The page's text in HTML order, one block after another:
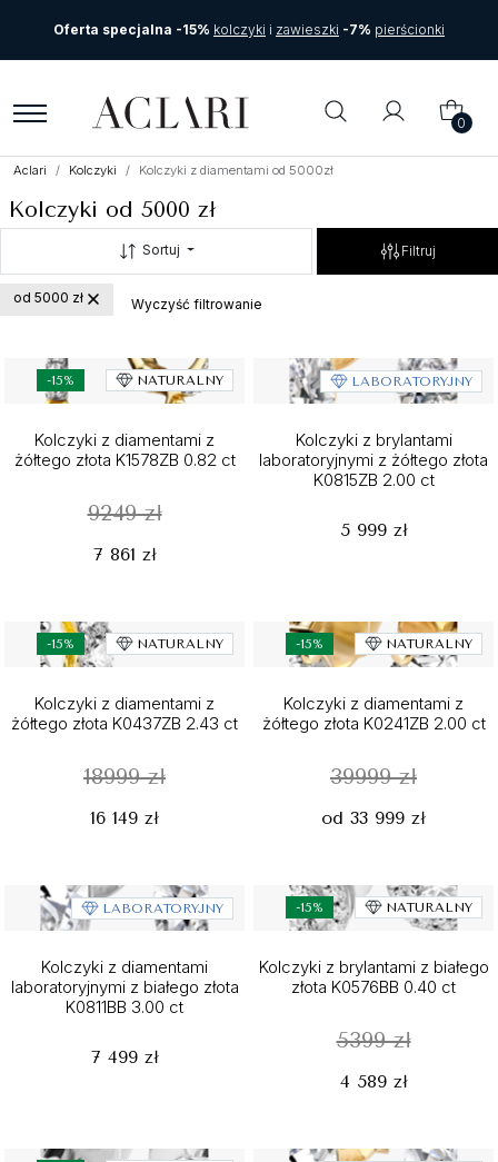
Oferta specjalna -15% kolczyki i zawieszki -7% pierścionki
0
Aclari Kolczyki Kolczyki z diamentami od 5000zł
Kolczyki od 5000 zł
od 5000 zł Wyczyść filtrowanie
Sortuj Filtruj
-15% NATURALNY
Kolczyki z diamentami z
żółtego złota K1578ZB 0.82 ct
9249 zł
7 861 zł
LABORATORYJNY
Kolczyki z brylantami
laboratoryjnymi z żółtego złota
K0815ZB 2.00 ct
5 999 zł
-15% NATURALNY
Kolczyki z diamentami z
żółtego złota K0437ZB 2.43 ct
18999 zł
16 149 zł
-15% NATURALNY
Kolczyki z diamentami z
żółtego złota K0241ZB 2.00 ct
39999 zł
od 33 999 zł
LABORATORYJNY
Kolczyki z diamentami
laboratoryjnymi z białego złota
K0811BB 3.00 ct
7 499 zł
-15% NATURALNY
Kolczyki z brylantami z białego
złota K0576BB 0.40 ct
5399 zł
4 589 zł